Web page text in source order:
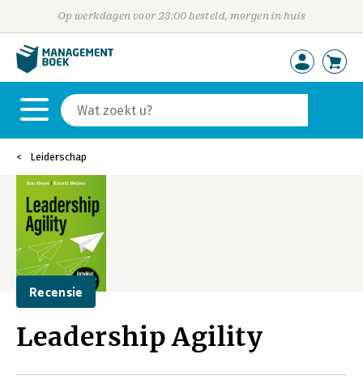
Op werkdagen voor 23:00 besteld, morgen in huis
Leiderschap
Recensie
Leadership Agility